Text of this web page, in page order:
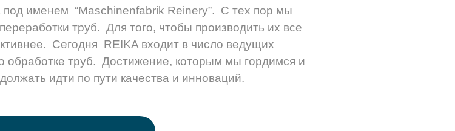
под именем “Maschinenfabrik Reinery”. С тех пор мы
труб. Для того, чтобы производить их все
Сегодня REIKA входит в число ведущих
обработке труб. Достижение, которым мы гордимся и
идти по пути качества и инноваций.